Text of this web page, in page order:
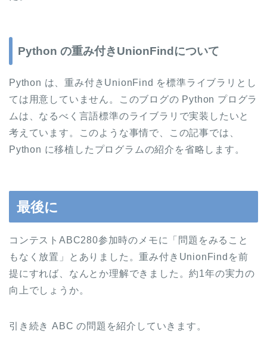
Python の重み付きUnionFindについて
Python は、重み付きUnionFind を標準ライブラリとし
ては用意していません。このブログの Python プログラ
ムは、なるべく言語標準のライブラリで実装したいと
考えています。このような事情で、この記事では、
Python に移植したプログラムの紹介を省略します。
最後に
コンテストABC280参加時のメモに「問題をみること
もなく放置」とありました。重み付きUnionFindを前
提にすれば、なんとか理解できました。約1年の実力の
向上でしょうか。
引き続き ABC の問題を紹介していきます。